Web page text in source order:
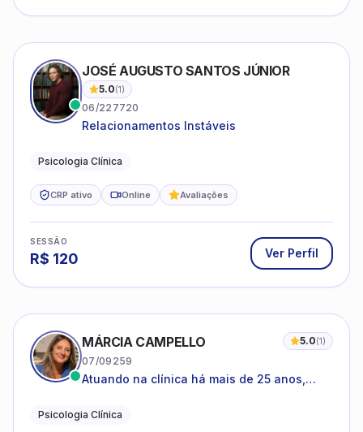
JOSÉ AUGUSTO SANTOS JÚNIOR
5.0(1)
06/227720
Relacionamentos Instáveis
CRP ativo Online Avaliações
R$120 Ver Perfil
MÁRCIA CAMPELLO 5.0(1)
Atuando na clínica há mais de 25 anos,
amparada pela psicanálise e suas
atendimento a jovens e adultos.